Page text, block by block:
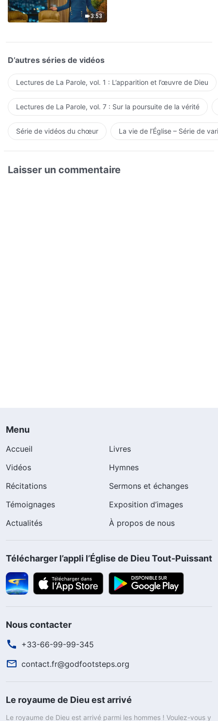
3:53
D’autres séries de vidéos
Lectures de La Parole, vol. 1 : L’apparition et l’œuvre de Dieu
Lectures de La Parole, vol. 7 : Sur la poursuite de la vérité
Série de vidéos du chœur La vie de l’Église – Série de
Laisser un commentaire
Menu
Accueil
Livres
Vidéos
Hymnes
Récitations
Sermons et échanges
Témoignages
Exposition d’images
Actualités
À propos de nous
Télécharger l’appli l’Église de Dieu Tout-Puissant
Nous contacter
+33-66-99-99-345
contact.fr@godfootsteps.org
Le royaume de Dieu est arrivé
Le royaume de Dieu est arrivé parmi les hommes ! Voulez-vous y